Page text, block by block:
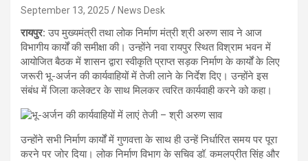
September 13, 2025 News Desk
रायपुर:उप मुख्यमंत्री तथा लोक निर्माण मंत्री श्री अरुण साव ने आज
विभागीय कार्यों की समीक्षा की। उन्होंने नवा रायपुर स्थित विश्राम भवन में
आयोजित बैठक में शासन द्वारा स्वीकृति प्राप्त सड़क निर्माण के कार्यों के लिए
जरूरी भू-अर्जन की कार्यवाहियों में तेजी लाने के निर्देश दिए। उन्होंने इस
संबंध में जिला कलेक्टर के साथ मिलकर त्वरित कार्यवाही करने को कहा।
उन्होंने सभी निर्माण कार्यों में गुणवत्ता के साथ ही उन्हें निर्धारित समय पर पूरा
करने पर जोर दिया। लोक निर्माण विभाग के सचिव डॉ. कमलप्रीत सिंह और